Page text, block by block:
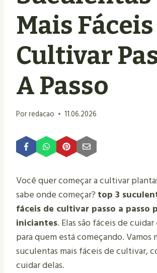
Mais Fáceis
Cultivar
A Passo
Porredacao 11.06.2026
Você quer começar a cultivar
sabe onde começar? top 3
fáceis de cultivar passo a passo
iniciantes. Elas são fáceis de
para quem está começando. Vamos
suculentas mais fáceis de cultivar,
cuidar delas.